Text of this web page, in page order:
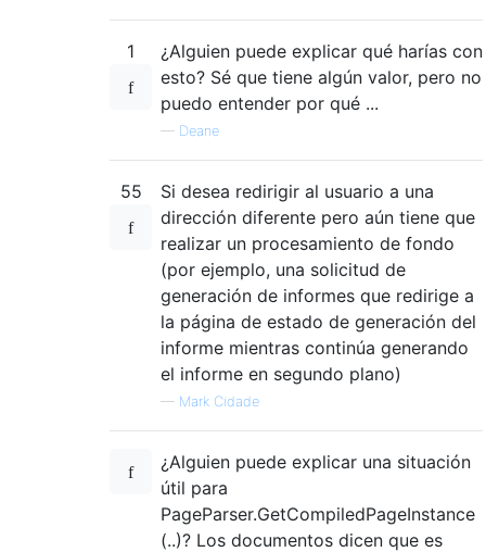
1
¿Alguien puede explicar qué harías con
esto? Sé que tiene algún valor, pero no
puedo entender por qué ...
— Deane
55
Si desea redirigir al usuario a una
dirección diferente pero aún tiene que
realizar un procesamiento de fondo
(por ejemplo, una solicitud de
generación de informes que redirige a
la página de estado de generación del
informe mientras continúa generando
el informe en segundo plano)
— Mark Cidade
¿Alguien puede explicar una situación
útil para
PageParser.GetCompiledPageInstance
(..)? Los documentos dicen que es